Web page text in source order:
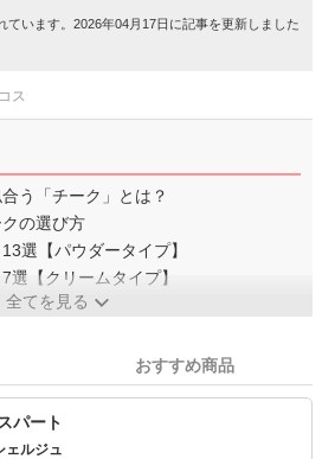
ています。2026年04月17日に記事を更新しました
ス
う「チーク」とは？
の選び方
選【パウダータイプ】
選【クリームタイプ】
全てを見る
おすすめ商品
パート
ェルジュ